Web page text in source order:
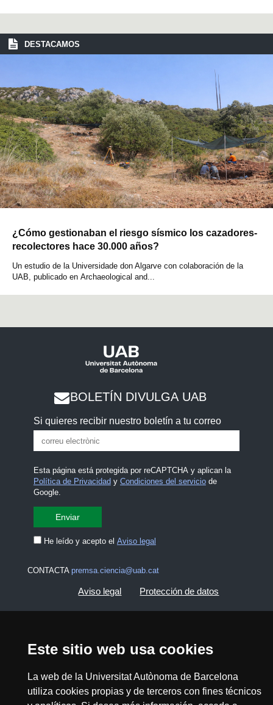
Este sitio web usa cookies
La web de la Universitat Autònoma de Barcelona
utiliza cookies propias y de terceros con fines técnicos
DESTACAMOS
¿Cómo gestionaban el riesgo sísmico los cazadores-
recolectores hace 30.000 años?
Un estudio de la Universidade don Algarve con colaboración de la
UAB, publicado en Archaeological and...
BOLETÍN DIVULGA UAB
Si quieres recibir nuestro boletín a tu correo
Esta página está protegida por reCAPTCHA y aplican la
Política de Privacidad y Condiciones del serviciode
Google.
He leído y acepto el Aviso legal
CONTACTA premsa.ciencia@uab.cat
Aviso legal Protección de datos
Mapa del web UAB
2026 Divulga UAB - Commons Reconocimiento -